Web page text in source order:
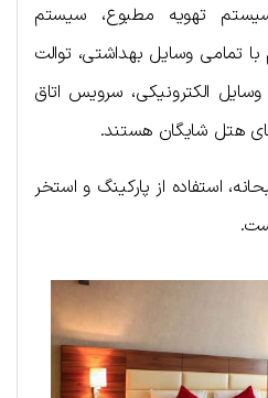
تهویه مطبوع، سیستم
تمامی وسایل بهداشتی، توالت
وسایل الکترونیکی، سرویس اتاق
هتل شایگان هستند.
استفاده از پارکینگ و استخر